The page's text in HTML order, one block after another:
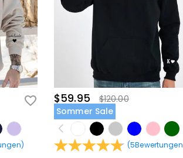
)
$59.95
$120.00
Sommer Sale
(5Bewertungen